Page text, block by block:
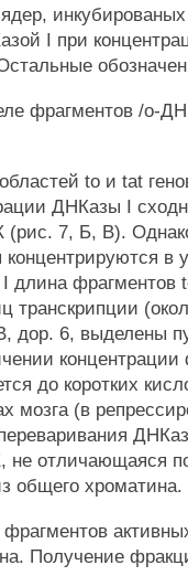
I при
фрагментов /о-
to и tat
ДНКазы I
7, Б, В).
в
фрагментов
транскрипции
дор. 6, выделены
до коротких
мозга (в
не отличающаяся
общего хроматина.
Получение